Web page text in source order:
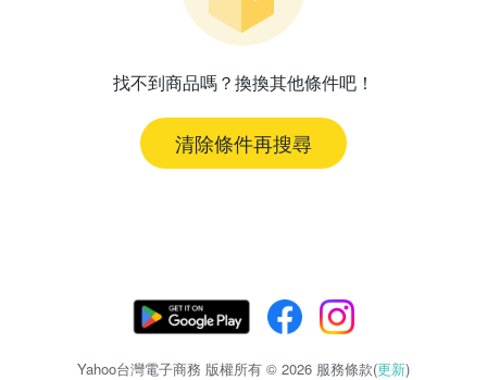
找不到商品嗎？換換其他條件吧！
清除條件再搜尋
Yahoo台灣電子商務 版權所有 © 2026 服務條款(更新)